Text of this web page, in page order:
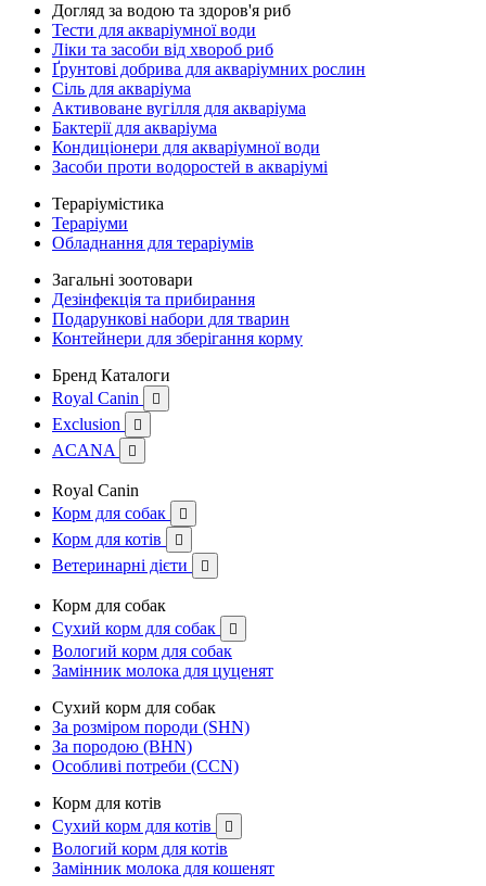
Догляд за водою та здоров'я риб
Тести для акваріумної води
Ліки та засоби від хвороб риб
Ґрунтові добрива для акваріумних рослин
Сіль для акваріума
Активоване вугілля для акваріума
Бактерії для акваріума
Кондиціонери для акваріумної води
Засоби проти водоростей в акваріумі
Тераріумістика
Тераріуми
Обладнання для тераріумів
Загальні зоотовари
Дезінфекція та прибирання
Подарункові набори для тварин
Контейнери для зберігання корму
Бренд Каталоги
Royal Canin

Exclusion 
ACANA 
Royal Canin
Корм для собак

Корм для котів 
Ветеринарні дієти 
Корм для собак
Сухий корм для собак

Вологий корм для собак
Замінник молока для цуценят
Сухий корм для собак
За розміром породи (SHN)
За породою (BHN)
Особливі потреби (CCN)
Корм для котів
Сухий корм для котів

Вологий корм для котів
Замінник молока для кошенят